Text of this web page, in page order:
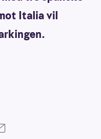
Italia vil